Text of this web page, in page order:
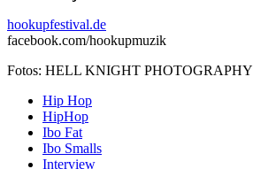
hookupfestival.de
facebook.com/hookupmuzik
Fotos: HELL KNIGHT PHOTOGRAPHY
Hip Hop
HipHop
Ibo Fat
Ibo Smalls
Interview